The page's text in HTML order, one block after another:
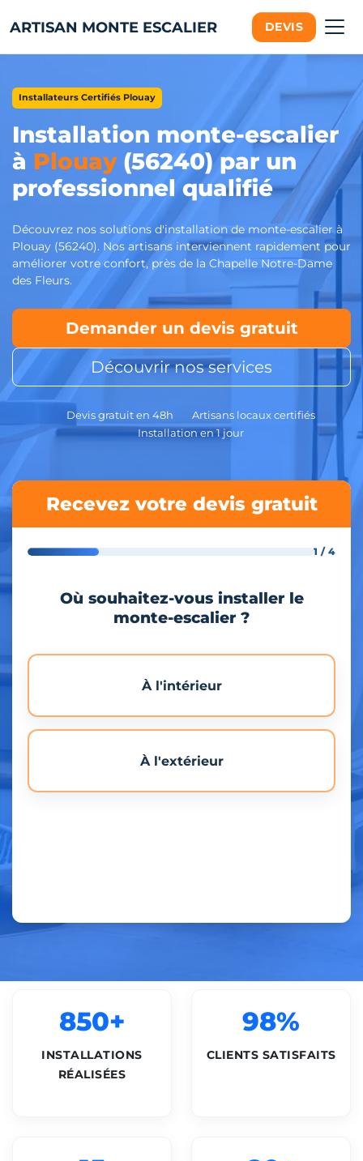
ARTISAN MONTE ESCALIER DEVIS
Installateurs Certifiés Plouay
Installation monte-escalier
à Plouay(56240) par un
professionnel qualifié
Découvrez nos solutions d'installation de monte-escalier à
Plouay (56240). Nos artisans interviennent rapidement pour
améliorer votre confort, près de la Chapelle Notre-Dame
des Fleurs.
Demander un devis gratuit
Découvrir nos services
Devis gratuit en 48h
Artisans locaux certifiés
Installation en 1 jour
Recevez votre devis gratuit
1 / 4
Où souhaitez-vous installer le
monte-escalier ?
À l'intérieur
À l'extérieur
850+
INSTALLATIONS
RÉALISÉES
98%
CLIENTS SATISFAITS